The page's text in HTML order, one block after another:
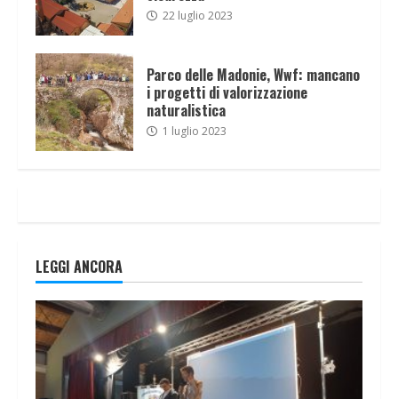
22 luglio 2023
Parco delle Madonie, Wwf: mancano
i progetti di valorizzazione
naturalistica
1 luglio 2023
LEGGI ANCORA